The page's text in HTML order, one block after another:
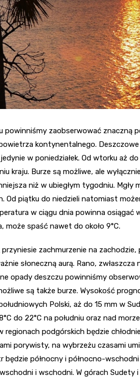
powinniśmy zaobserwować znaczną
kontynentalnego.
w poniedziałek. Od wtorku aż
kraju. Burze są możliwe, ale
niż w ubiegłym tygodniu.
Od piątku do niedzieli natomiast
w ciągu dnia powinna
może spaść nawet do około 9°C.
przyniesie zachmurzenie na
słoneczną aurą. Rano,
opady deszczu powinniśmy
są także burze. Wysokość
Polski, aż do 15 mm w
do 22°C na południu oraz nad
regionach podgórskich będzie
porywisty, na wybrzeżu czasami
będzie północny i północno-
i wschodni. W górach